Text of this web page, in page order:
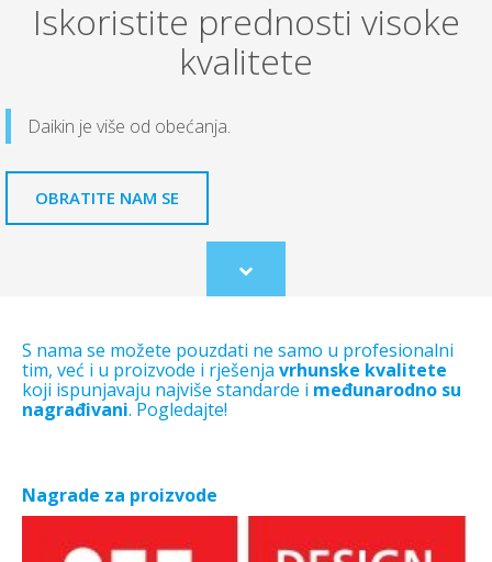
Iskoristite prednosti visoke
kvalitete
Daikin je više od obećanja.
OBRATITE NAM SE
Scroll
to
S nama se možete pouzdati ne samo u profesionalni
tim, već i u proizvode i rješenja vrhunske kvalitete
koji ispunjavaju najviše standarde i međunarodno su
nagrađivani. Pogledajte!
Nagrade za proizvode